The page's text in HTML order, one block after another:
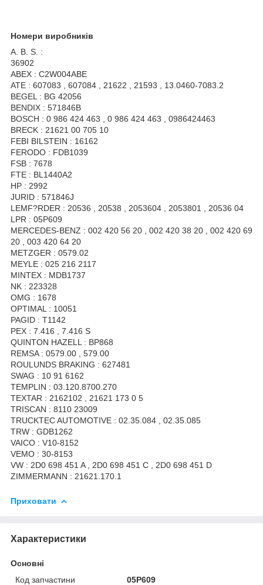
Номери виробників
A. B. S. :
36902
ABEX : C2W004ABE
ATE : 607083 , 607084 , 21622 , 21593 , 13.0460-7083.2
BEGEL : BG 42056
BENDIX : 571846B
BOSCH : 0 986 424 463 , 0 986 424 463 , 0986424463
BRECK : 21621 00 705 10
FEBI BILSTEIN : 16162
FERODO : FDB1039
FSB : 7678
FTE : BL1440A2
HP : 2992
JURID : 571846J
LEMF?RDER : 20536 , 20538 , 2053604 , 2053801 , 20536 04
LPR : 05P609
MERCEDES-BENZ : 002 420 56 20 , 002 420 38 20 , 002 420 69
20 , 003 420 64 20
METZGER : 0579.02
MEYLE : 025 216 2117
MINTEX : MDB1737
NK : 223328
OMG : 1678
OPTIMAL : 10051
PAGID : T1142
PEX : 7.416 , 7.416 S
QUINTON HAZELL : BP868
REMSA : 0579.00 , 579.00
ROULUNDS BRAKING : 627481
SWAG : 10 91 6162
TEMPLIN : 03.120.8700.270
TEXTAR : 2162102 , 21621 173 0 5
TRISCAN : 8110 23009
TRUCKTEC AUTOMOTIVE : 02.35.084 , 02.35.085
TRW : GDB1262
VAICO : V10-8152
VEMO : 30-8153
VW : 2D0 698 451 A , 2D0 698 451 C , 2D0 698 451 D
ZIMMERMANN : 21621.170.1
Приховати
Характеристики
Основні
Код запчастини
05P609